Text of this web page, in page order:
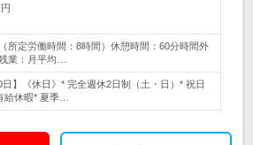
所定労働時間：8時間）休憩時間：60分時間外
業：月平均…
】《休日》* 完全週休2日制（土・日）* 祝日
給休暇* 夏季…